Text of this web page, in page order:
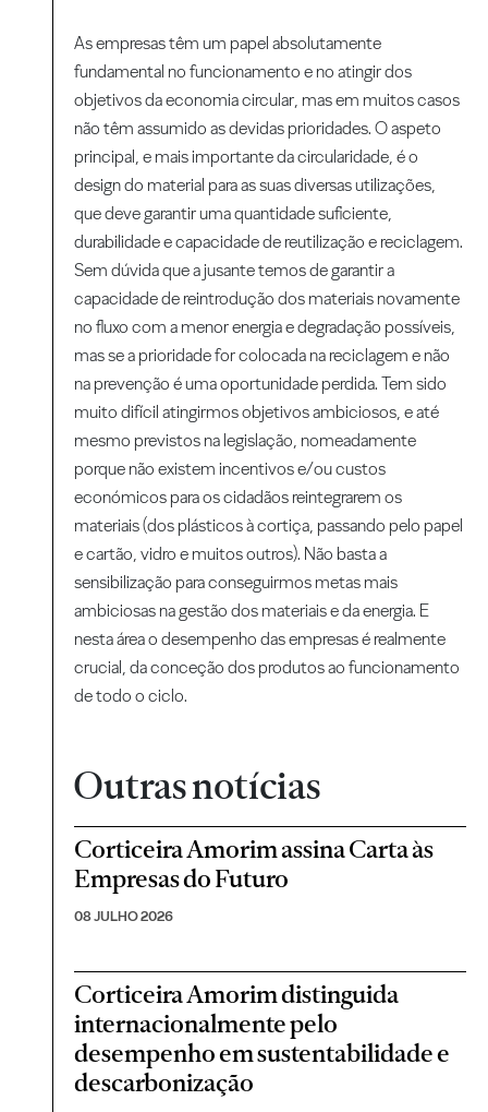
As empresas têm um papel absolutamente
fundamental no funcionamento e no atingir dos
objetivos da economia circular, mas em muitos casos
não têm assumido as devidas prioridades. O aspeto
principal, e mais importante da circularidade, é o
design do material para as suas diversas utilizações,
que deve garantir uma quantidade suficiente,
durabilidade e capacidade de reutilização e reciclagem.
Sem dúvida que a jusante temos de garantir a
capacidade de reintrodução dos materiais novamente
no fluxo com a menor energia e degradação possíveis,
mas se a prioridade for colocada na reciclagem e não
na prevenção é uma oportunidade perdida. Tem sido
muito difícil atingirmos objetivos ambiciosos, e até
mesmo previstos na legislação, nomeadamente
porque não existem incentivos e/ou custos
económicos para os cidadãos reintegrarem os
materiais (dos plásticos à cortiça, passando pelo papel
e cartão, vidro e muitos outros). Não basta a
sensibilização para conseguirmos metas mais
ambiciosas na gestão dos materiais e da energia. E
nesta área o desempenho das empresas é realmente
crucial, da conceção dos produtos ao funcionamento
de todo o ciclo.
Outras notícias
Corticeira Amorim assina Carta às
Empresas do Futuro
08 JULHO 2026
Corticeira Amorim distinguida
internacionalmente pelo
desempenho em sustentabilidade e
descarbonização